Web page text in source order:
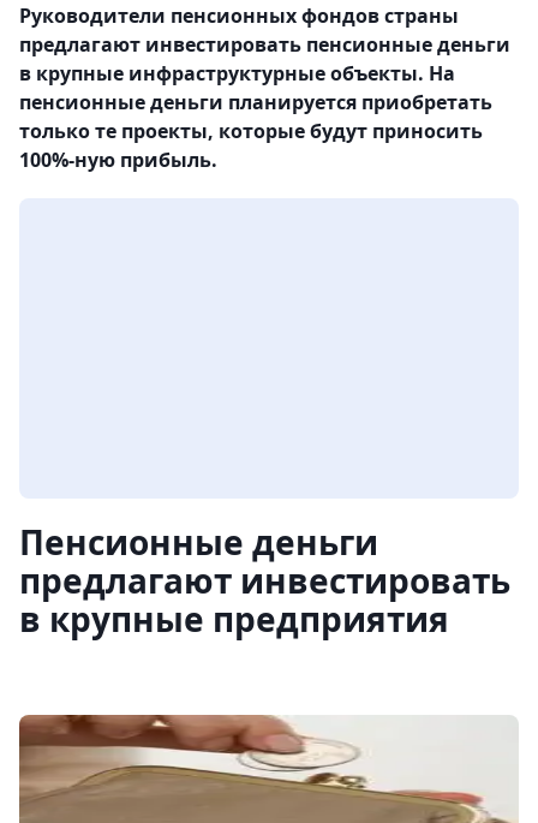
Руководители пенсионных фондов страны
предлагают инвестировать пенсионные деньги
в крупные инфраструктурные объекты. На
пенсионные деньги планируется приобретать
только те проекты, которые будут приносить
100%-ную прибыль.
Пенсионные деньги
предлагают инвестировать
в крупные предприятия